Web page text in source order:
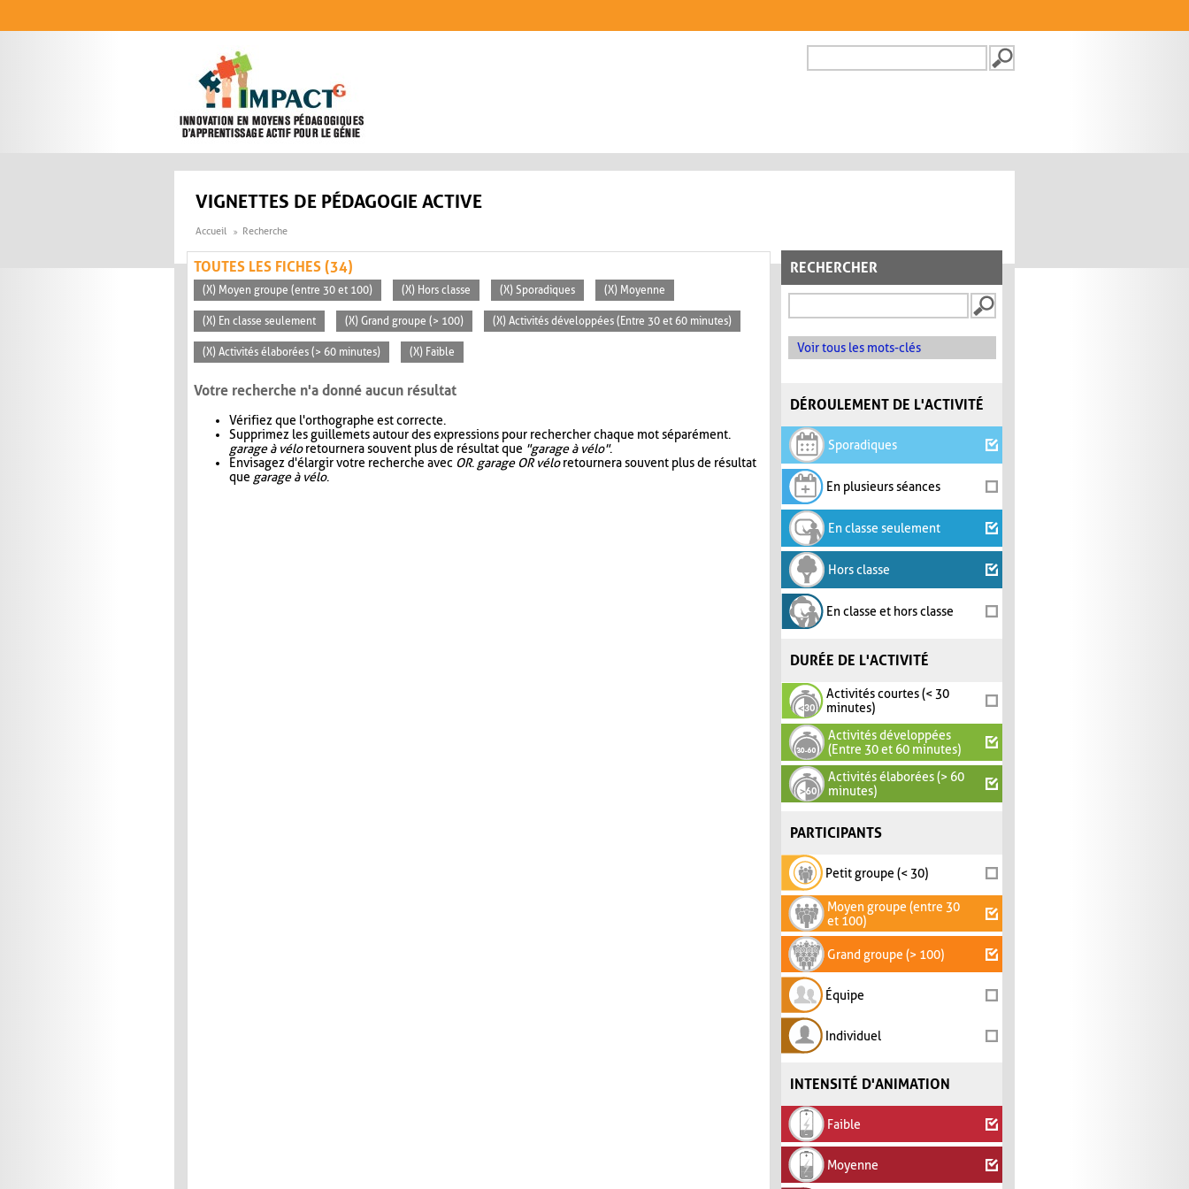
FORMULAIRE DE
VIGNETTES DE PÉDAGOGIE ACTIVE
Accueil Recherche
RECHERCHER
Voir tous les mots-clés
DÉROULEMENT DE L'ACTIVITÉ
Sporadiques
En plusieurs séances
En classe seulement
Hors classe
En classe et hors classe
DURÉE DE L'ACTIVITÉ
Activités courtes (< 30
minutes)
Activités développées
(Entre 30 et 60 minutes)
Activités élaborées (> 60
minutes)
PARTICIPANTS
Petit groupe (< 30)
Moyen groupe (entre 30
et 100)
Grand groupe (> 100)
Équipe
Individuel
INTENSITÉ D'ANIMATION
Faible
Moyenne
TOUTES LES FICHES (34)
(X) Moyen groupe (entre 30 et 100) (X) Hors classe (X) Sporadiques (X) Moyenne
(X) En classe seulement (X) Grand groupe (> 100) (X) Activités développées (Entre 30 et 60 minutes)
(X) Activités élaborées (> 60 minutes) (X) Faible
Votre recherche n'a donné aucun résultat
Vérifiez que l'orthographe est correcte.
Supprimez les guillemets autour des expressions pour rechercher chaque mot séparément.
garage à véloretournera souvent plus de résultat que "garage à vélo".
Envisagez d'élargir votre recherche avec OR. garage OR véloretournera souvent plus de résultat
que garage à vélo.